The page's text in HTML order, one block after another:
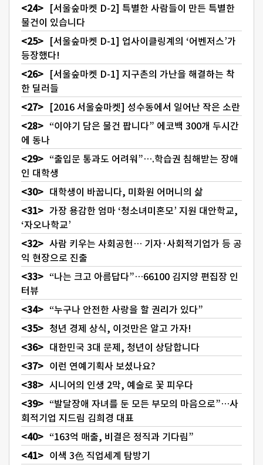
[서울숲마켓 D-2] 특별한 사람들이 만든 특별한
물건이 있습니다
[서울숲마켓 D-1] 업사이클링계의 ‘어벤저스’가
등장했다!
[서울숲마켓 D-1] 지구촌의 가난을 해결하는 착
한 딜러들
[2016 서울숲마켓] 성수동에서 일어난 작은 소란
“이야기 담은 물건 팝니다” 에코백 300개 두시간
에 동나
“출입문 통과도 어려워”….학습권 침해받는 장애
인 대학생
대학생이 바꿉니다, 미화원 어머니의 삶
가장 용감한 엄마 ‘청소녀미혼모’ 지원 대안학교,
‘자오나학교’
사람 키우는 사회공헌… 기자·사회적기업가 등 공
익 현장으로 진출
“나는 크고 아름답다”…66100 김지양 편집장 인
터뷰
“누구나 안전한 사랑을 할 권리가 있다”
청년 경제 상식, 이것만은 알고 가자!
대한민국 3대 문제, 청년이 상담합니다
이런 연예기획사 보셨나요?
시니어의 인생 2막, 예술로 꽃 피우다
“발달장애 자녀를 둔 모든 부모의 마음으로”…사
회적기업 지드림 김희경 대표
“163억 매출, 비결은 정직과 기다림”
이색 3色 직업세계 탐방기